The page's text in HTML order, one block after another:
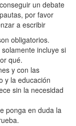
un debate
por favor
a escribir
obligatorios.
incluye si
qué.
y con las
y la educación
sin la necesidad
ponga en duda la